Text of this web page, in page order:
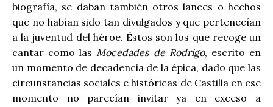
biografía, se daban también otros lances o hechos
que no habían sido tan divulgados y que pertenecían
a la juventud del héroe. Éstos son los que recoge un
cantar como lasMocedades de Rodrigo, escrito en
un momento de decadencia de la épica, dado que las
circunstancias sociales e históricas de Castilla en ese
momento no parecían invitar ya en exceso a